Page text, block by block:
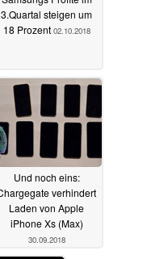
3.Quartal steigen um
18 Prozent 02.10.2018
Und noch eins:
verhindert
Laden von Apple
iPhone Xs (Max)
30.09.2018